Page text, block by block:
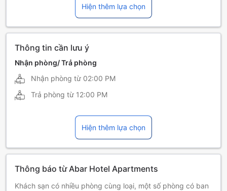
tiếng Nga
Tiếng Nhật tiếng Pháp
tiếng Philippin
tiếng Tamil
Trung Quốc [Quan Thoại]
Hiện thêm lựa chọn
Thông tin cần lưu ý
Nhận phòng/ Trả phòng
Nhận phòng từ 02:00 PM
Trả phòng từ 12:00 PM
Hiện thêm lựa chọn
Thông báo từ Abar Hotel Apartments
Khách sạn có nhiều phòng cùng loại, một số phòng có ban